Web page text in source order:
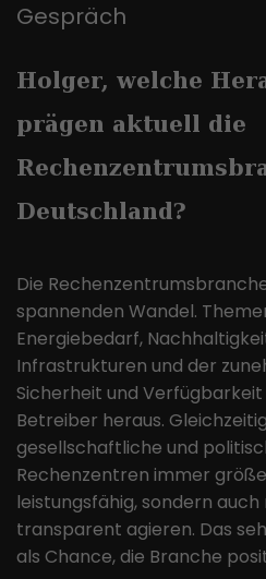
Gespräch
Holger, welche
prägen aktuell die
Deutschland?
Die
spannenden Wandel.
Energiebedarf,
Infrastrukturen und der
Sicherheit und
Betreiber heraus.
gesellschaftliche und
Rechenzentren immer
leistungsfähig, sondern
transparent agieren. Das
als Chance, die Branche
Zweck
Logins die
werden und es
bezieht. Es
_gat-Cookies
wird, um die
Anbieter Google LLC
Laufzeit 1 Tag
Zweck
Dieses Cookie
Analytics
verwendet,
zu speichern,
Website
Erstellung
darüber, wie
erhobenen